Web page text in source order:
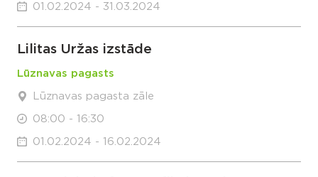
01.02.2024 - 31.03.2024
Lilitas Uržas izstāde
Lūznavas pagasts
Lūznavas pagasta zāle
08:00 - 16:30
01.02.2024 - 16.02.2024